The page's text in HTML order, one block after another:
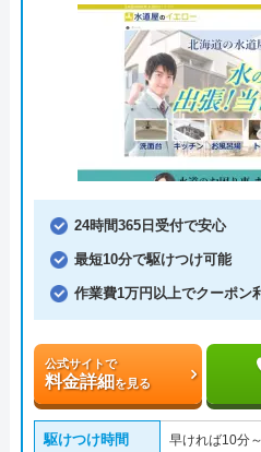
24時間365日受付で安心
最短10分で駆けつけ可能
作業費1万円以上でクーポン
公式サイトで
料金詳細を見る
駆けつけ時間 早ければ10分